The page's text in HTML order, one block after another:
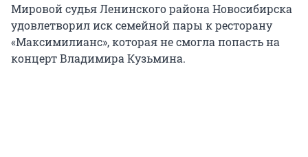
Мировой судья Ленинского района Новосибирска
удовлетворил иск семейной пары к ресторану
«Максимилианс», которая не смогла попасть на
концерт Владимира Кузьмина.